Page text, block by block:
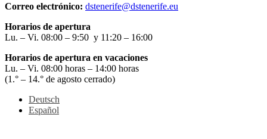
Correo electrónico: dstenerife@dstenerife.eu
Horarios de apertura
Lu. – Vi. 08:00 – 9:50 y 11:20 – 16:00
Horarios de apertura en vacaciones
Lu. – Vi. 08:00 horas – 14:00 horas
(1.° – 14.° de agosto cerrado)
Deutsch
Español